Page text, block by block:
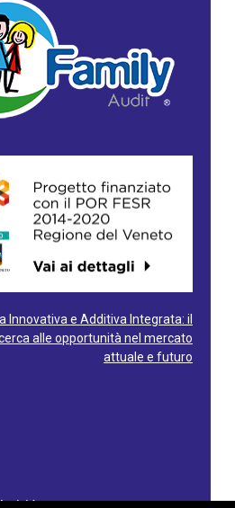
Innovativa e Additiva Integrata: il
alle opportunità nel mercato
attuale e futuro